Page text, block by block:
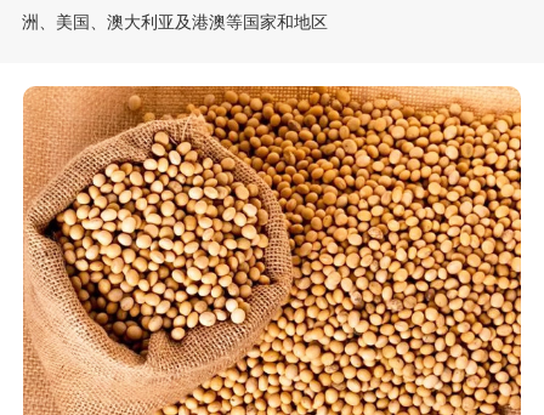
洲、美国、澳大利亚及港澳等国家和地区